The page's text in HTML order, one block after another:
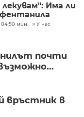
Има ли
мин. У нас
почти
връстник в